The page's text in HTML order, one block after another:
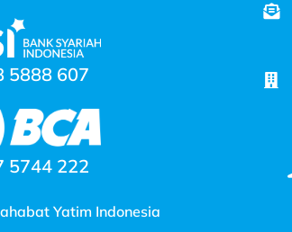
5888 607
5744 222
Yatim Indonesia